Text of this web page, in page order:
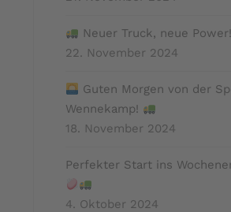
Neuer Truck, neue Power!
22. November 2024
Guten Morgen von der
Wennekamp!
18. November 2024
Perfekter Start ins
4. Oktober 2024